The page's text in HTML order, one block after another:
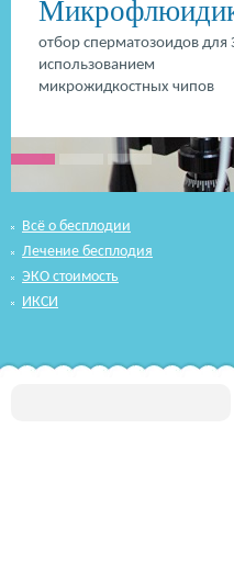
отбор сперматозоидов для
использованием
микрожидкостных чипов
Всё о бесплодии
Лечение бесплодия
ЭКО стоимость
ИКСИ